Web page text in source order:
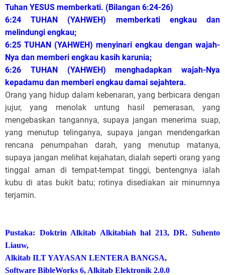
Tuhan YESUS memberkati. (Bilangan 6:24-26)
6:24 TUHAN (YAHWEH) memberkati engkau dan
melindungi engkau;
6:25 TUHAN (YAHWEH) menyinari engkau dengan wajah-
Nya dan memberi engkau kasih karunia;
6:26 TUHAN (YAHWEH) menghadapkan wajah-Nya
kepadamu dan memberi engkau damai sejahtera.
Orang yang hidup dalam kebenaran, yang berbicara dengan
jujur, yang menolak untung hasil pemerasan, yang
mengebaskan tangannya, supaya jangan menerima suap,
yang menutup telinganya, supaya jangan mendengarkan
rencana penumpahan darah, yang menutup matanya,
supaya jangan melihat kejahatan, dialah seperti orang yang
tinggal aman di tempat-tempat tinggi, bentengnya ialah
kubu di atas bukit batu; rotinya disediakan air minumnya
terjamin.
Pustaka: Doktrin Alkitab Alkitabiah hal 213, DR. Suhento
Liauw,
Alkitab ILT YAYASAN LENTERA BANGSA,
Software BibleWorks 6, Alkitab Elektronik 2.0.0